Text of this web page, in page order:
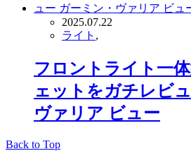
2025.07.22
ライト ,
フロントライト一
ェットをガチレビ
ヴァリア ビュー
Back to Top